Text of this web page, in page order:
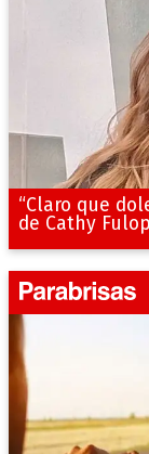
“Claro que
de Cathy